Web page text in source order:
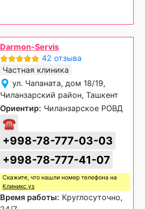
Darmon-Servis
42 отзыва
Частная клиника
ул. Чапаната, дом 18/19,
Чиланзарский район, Ташкент
Ориентир: Чиланзарское РОВД
☎
+998-78-777-03-03
+998-78-777-41-07
Скажите, что нашли номер телефона на
Клиникс уз
Время работы: Круглосуточно,